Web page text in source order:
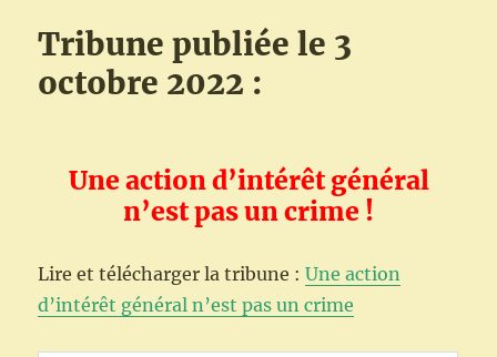
Tribune publiée le 3
octobre 2022 :
Une action d’intérêt général
n’est pas un crime !
Lire et télécharger la tribune :Une action
d’intérêt général n’est pas un crime